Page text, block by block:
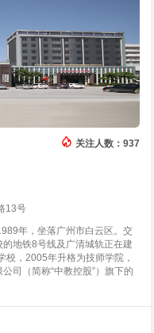
关注人数：937
13号
年，坐落广州市白云区。交
地铁8号线及广清城轨正在建
，2005年升格为技师学院，
司（简称“中教控股”）旗下的